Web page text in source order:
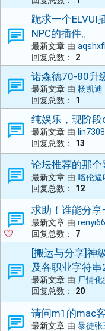
跪求一个ELVUI
NPC的插件。
最新文章 由
回复总数： 2
诺森德70-80升
最新文章 由 杨凯迪
回复总数： 1
纯娱乐，现阶段
最新文章 由
回复总数： 13
论坛推荐的那
最新文章 由 咯伦逼
回复总数： 12
求助！谁能分享
最新文章 由
回复总数： 7
[搬运与分享]神
及各职业字符
最新文章 由 尸情化
回复总数： 20
请问m1的mac
最新文章 由 暴徒张